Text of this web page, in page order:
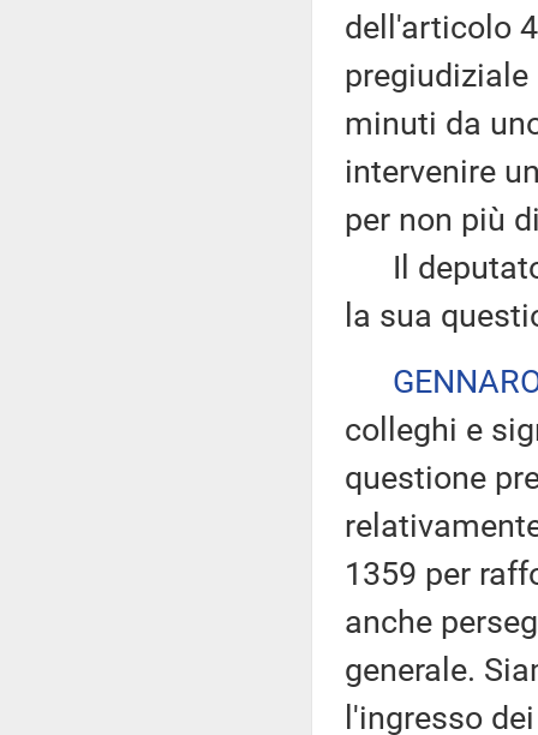
dell'articolo
minuti da
intervenire
per non più
Il deputato
la sua
colleghi e
questione
1359 per
anche
generale.
l'ingresso